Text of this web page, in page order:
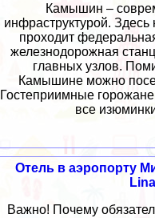
Камышин –
инфраструктурой. Здесь
проходит
железнодорожная
главных узлов.
Камышине можно
Гостеприимные
все
Отель в аэропорту
Важно! Почему